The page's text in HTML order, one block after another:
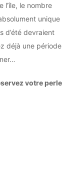
l’île, le nombre
unique
d’été devraient
déjà une période
votre perle